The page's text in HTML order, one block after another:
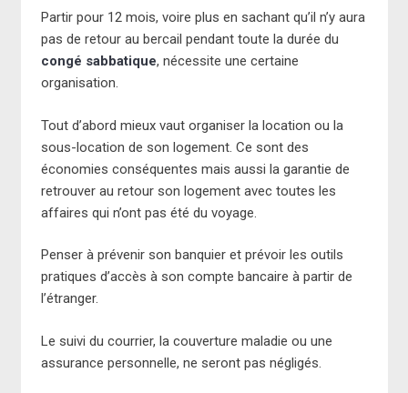
Partir pour 12 mois, voire plus en sachant qu’il n’y aura
pas de retour au bercail pendant toute la durée du
congé sabbatique, nécessite une certaine
organisation.
Tout d’abord mieux vaut organiser la location ou la
sous-location de son logement. Ce sont des
économies conséquentes mais aussi la garantie de
retrouver au retour son logement avec toutes les
affaires qui n’ont pas été du voyage.
Penser à prévenir son banquier et prévoir les outils
pratiques d’accès à son compte bancaire à partir de
l’étranger.
Le suivi du courrier, la couverture maladie ou une
assurance personnelle, ne seront pas négligés.